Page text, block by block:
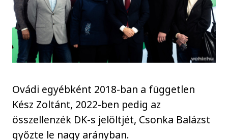
Ovádi egyébként 2018-ban a független
Kész Zoltánt, 2022-ben pedig az
összellenzék DK-s jelöltjét, Csonka Balázst
győzte le nagy arányban.